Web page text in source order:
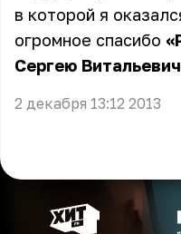
в которой я
огромное спасибо
Сергею
2 декабря 13:12 2013